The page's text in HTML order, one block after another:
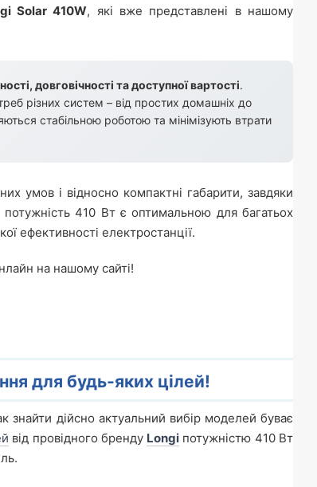
Solar 410W, які вже представлені в нашому
довговічності та доступної вартості.
різних систем – від простих домашніх до
стабільною роботою та мінімізують втрати
умов і відносно компактні габарити, завдяки
410 Вт є оптимальною для багатьох
ефективності електростанції.
на нашому сайті!
для будь-яких цілей!
знайти дійсно актуальний вибір моделей буває
від провідного бренду Longi потужністю 410 Вт